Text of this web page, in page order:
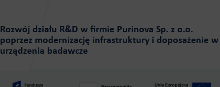
Rozwój działu R&D w firmie Purinova Sp. z o.o.
poprzez modernizację infrastruktury i doposażenie w
urządzenia badawcze